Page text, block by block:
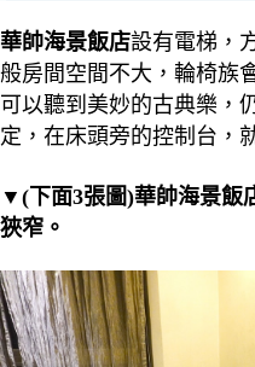
華帥海景飯店設有電梯，
般房間空間不大，輪椅族
可以聽到美妙的古典樂，
定，在床頭旁的控制台，
▼(下面3張圖)華帥海景飯
狹窄。